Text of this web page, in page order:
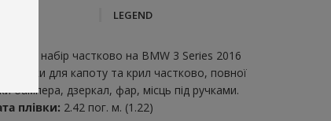
LEGEND
набір частково на BMW 3 Series 2016
викрійки для капоту та крил частково, повної
бампера, дзеркал, фар, місць під ручками.
плівки: 2.42 пог. м. (1.22)